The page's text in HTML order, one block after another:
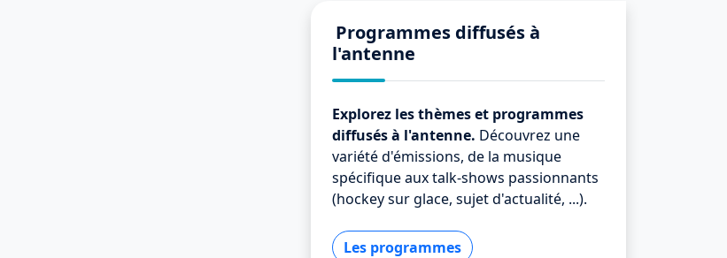
Programmes diffusés à
l'antenne
Explorez les thèmes et programmes
diffusés à l'antenne. Découvrez une
variété d'émissions, de la musique
spécifique aux talk-shows passionnants
(hockey sur glace, sujet d'actualité, ...).
Les programmes